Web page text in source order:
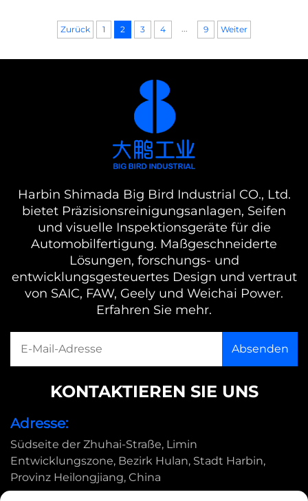
Präzisionsfertigung. Holen Sie sich noch heute
Zurück 1 2 3 4 ... 9 Weiter
Harbin Shimada Big Bird Industrial CO., Ltd.
bietet Präzisionsreinigungsanlagen, Seifen
und visuelle Inspektionsgeräte für die
Automobilfertigung. Maßgeschneiderte
Lösungen, forschungs- und
entwicklungsgesteuertes Design und vertraut
von SAIC, FAW, Geely und Weichai Power.
Erfahren Sie mehr.
KONTAKTIEREN SIE UNS
Adresse:
Südseite der Zhuhai-Straße, Limin
Entwicklungszone, Bezirk Hulan, Stadt Harbin,
Provinz Heilongjiang, China